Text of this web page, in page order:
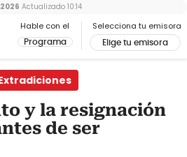
Hable con el
Programa
Selecciona tu emisora
Elige tu emisora
Actualizado 10:14
y la resignación
de ser